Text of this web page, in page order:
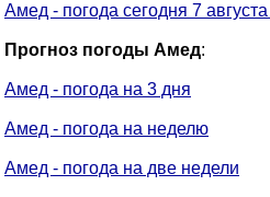
Амед - погода сегодня 7
Прогноз погоды Амед:
Амед - погода на 3 дня
Амед - погода на неделю
Амед - погода на две недели